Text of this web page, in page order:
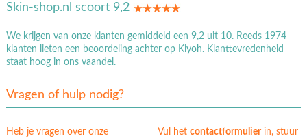
Skin-shop.nl scoort 9,2
We krijgen van onze klanten gemiddeld een 9,2 uit 10. Reeds 1974
klanten lieten een beoordeling achter op Kiyoh. Klanttevredenheid
staat hoog in ons vaandel.
Vragen of hulp nodig?
Heb je vragen over onze
Vul hetcontactformulierin, stuur